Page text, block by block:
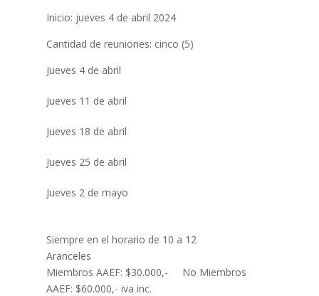
Inicio: jueves 4 de abril 2024
Cantidad de reuniones: cinco (5)
Jueves 4 de abril
Jueves 11 de abril
Jueves 18 de abril
Jueves 25 de abril
Jueves 2 de mayo
Siempre en el horario de 10 a 12
Aranceles
Miembros AAEF: $30.000,- No Miembros
AAEF: $60.000,- iva inc.